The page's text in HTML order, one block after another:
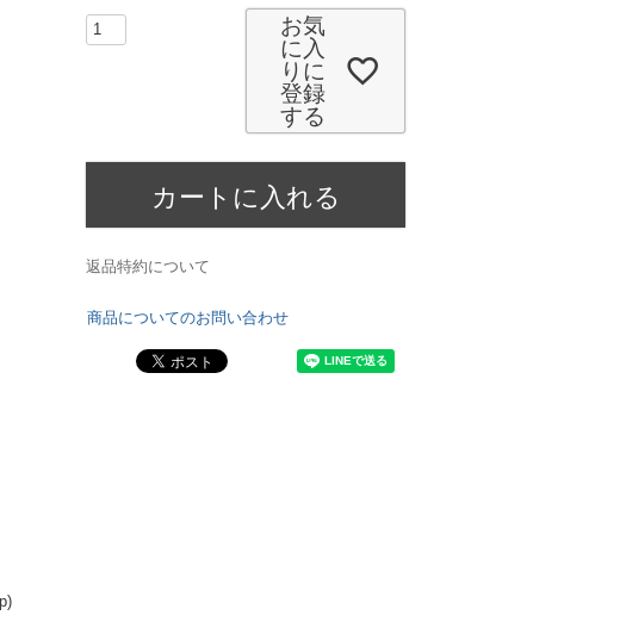
お気
に入
りに
登録
する
カートに入れる
返品特約について
商品についてのお問い合わせ